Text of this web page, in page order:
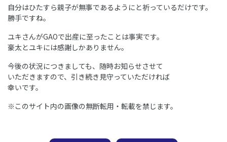
自分はひたすら親子が無事であるようにと祈っているだけです。
勝手ですね。
ユキさんがGAOで出産に至ったことは事実です。
豪太とユキには感謝しかありません。
今後の状況につきましても、随時お知らせさせて
いただきますので、引き続き見守っていただければ
幸いです。
※このサイト内の画像の無断転用・転載を禁じます。